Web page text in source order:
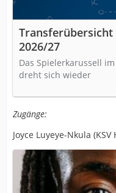
2026/27
Das Spielerkarussell
dreht sich wieder
Zugänge:
Joyce Luyeye-Nkula (KSV